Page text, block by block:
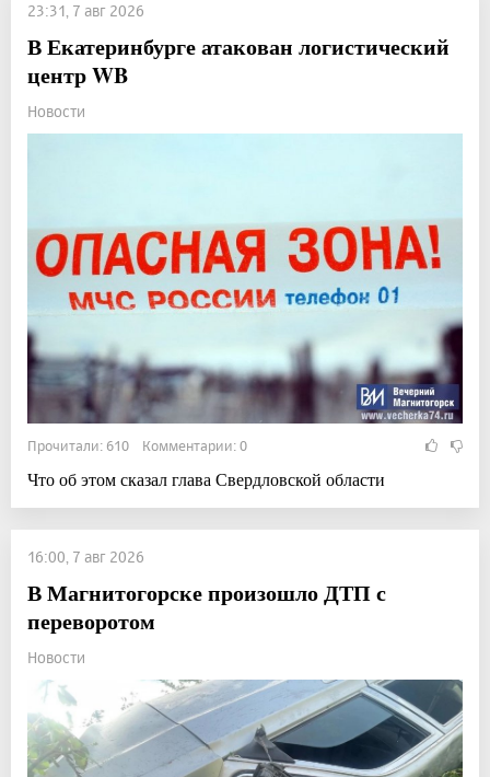
23:31, 7 авг 2026
В Екатеринбурге атакован логистический
центр WB
Новости
Прочитали: 610 Комментарии: 0
Что об этом сказал глава Свердловской области
16:00, 7 авг 2026
В Магнитогорске произошло ДТП с
переворотом
Новости